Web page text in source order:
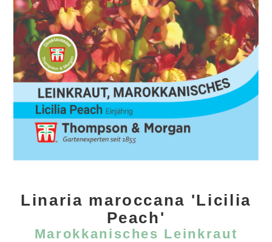
Linaria maroccana 'Licilia
Peach'
Marokkanisches Leinkraut